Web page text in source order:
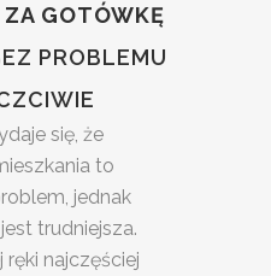
GOTÓWKĘ
PROBLEMU
się, że
to
jednak
trudniejsza.
ręki najczęściej